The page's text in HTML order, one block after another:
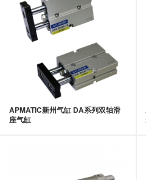
APMATIC新州气缸 DA系列双轴滑
座气缸